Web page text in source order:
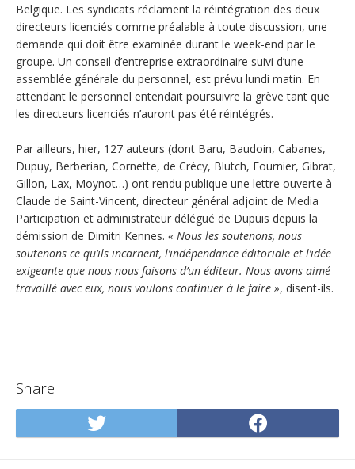
Belgique. Les syndicats réclament la réintégration des deux
directeurs licenciés comme préalable à toute discussion, une
demande qui doit être examinée durant le week-end par le
groupe. Un conseil d’entreprise extraordinaire suivi d’une
assemblée générale du personnel, est prévu lundi matin. En
attendant le personnel entendait poursuivre la grève tant que
les directeurs licenciés n’auront pas été réintégrés.
Par ailleurs, hier, 127 auteurs (dont Baru, Baudoin, Cabanes,
Dupuy, Berberian, Cornette, de Crécy, Blutch, Fournier, Gibrat,
Gillon, Lax, Moynot…) ont rendu publique une lettre ouverte à
Claude de Saint-Vincent, directeur général adjoint de Media
Participation et administrateur délégué de Dupuis depuis la
démission de Dimitri Kennes. « Nous les soutenons, nous
soutenons ce qu’ils incarnent, l’indépendance éditoriale et l’idée
exigeante que nous nous faisons d’un éditeur. Nous avons aimé
travaillé avec eux, nous voulons continuer à le faire », disent-ils.
Share
Share
on
on